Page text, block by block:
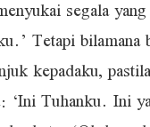
segala
Tetapi
kepadaku,
‘Ini Tuhanku. Ini